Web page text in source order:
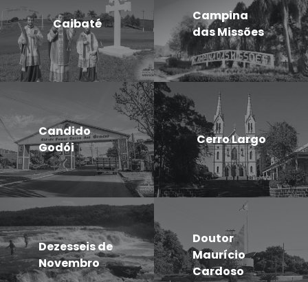
Caibaté
Campina
das Missões
Candido
Godói
Cerro Largo
Dezesseis de
Novembro
Doutor
Maurício
Cardoso